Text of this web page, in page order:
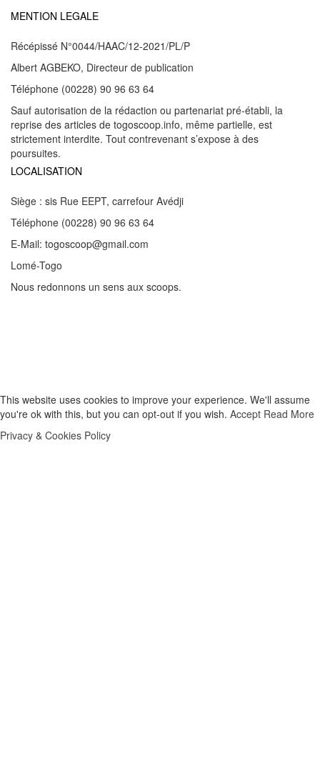
MENTION LEGALE
Récépissé N°0044/HAAC/12-2021/PL/P
Albert AGBEKO, Directeur de publication
Téléphone (00228) 90 96 63 64
Sauf autorisation de la rédaction ou partenariat pré-établi, la
reprise des articles de togoscoop.info, même partielle, est
strictement interdite. Tout contrevenant s’expose à des
poursuites.
LOCALISATION
Siège : sis Rue EEPT, carrefour Avédji
Téléphone (00228) 90 96 63 64
E-Mail: togoscoop@gmail.com
Lomé-Togo
Nous redonnons un sens aux scoops.
This website uses cookies to improve your experience. We'll assume
you're ok with this, but you can opt-out if you wish. Accept Read More
Privacy & Cookies Policy